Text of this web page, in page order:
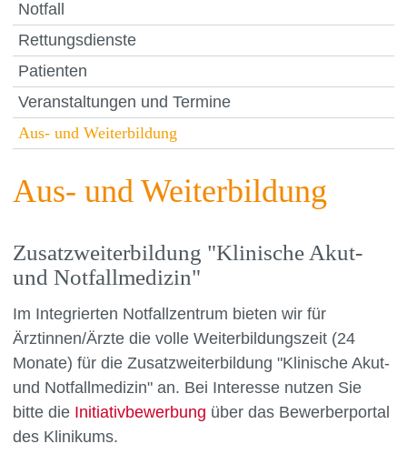
Notfall
Rettungsdienste
Patienten
Veranstaltungen und Termine
Aus- und Weiterbildung
Aus- und Weiterbildung
Zusatzweiterbildung "Klinische Akut-
und Notfallmedizin"
Im Integrierten Notfallzentrum bieten wir für
Ärztinnen/Ärzte die volle Weiterbildungszeit (24
Monate) für die Zusatzweiterbildung "Klinische Akut-
und Notfallmedizin" an. Bei Interesse nutzen Sie
bitte die Initiativbewerbung über das Bewerberportal
des Klinikums.